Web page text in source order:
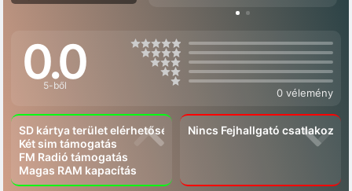
0.0
5-ből
0 vélemény
SD kártya terület elérhetőség
Két sim támogatás
FM Radió támogatás
Magas RAM kapacítás
Nincs Fejhallgató csatlakozó